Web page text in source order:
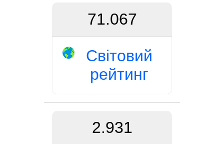
71.067
Світовий
рейтинг
2.931